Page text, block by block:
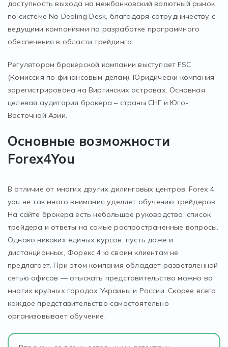
доступность выхода на межбанковский валютный рынок
по системе No Dealing Desk, благодаря сотрудничеству с
ведущими компаниями по разработке программного
обеспечения в области трейдинга.
Регулятором брокерской компании выступает FSC
(Комиссия по финансовым делам). Юридически компания
зарегистрирована на Виргинских островах. Основная
целевая аудитория брокера – страны СНГ и Юго-
Восточной Азии.
Основные возможности
Forex4You
В отличие от многих других дилинговых центров, Forex 4
you не так много внимания уделяет обучению трейдеров.
На сайте брокера есть небольшое руководство, список
трейдера и ответы на самые распространенные вопросы.
Однако никаких единых курсов, пусть даже и
дистанционных, Форекс 4 ю своим клиентам не
предлагает. При этом компания обладает разветвленной
сетью офисов — отыскать представительство можно во
многих крупных городах Украины и России. Скорее всего,
каждое представительство самостоятельно
организовывает обучение.